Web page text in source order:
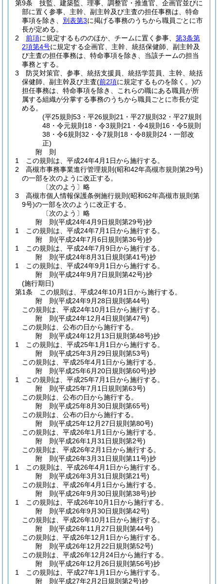
第9条
技監、建築監、理事、調整官・推進官、企画官並びに
部に置く参事、主幹、副主幹及び主査の担任事務は、特命
事項を除き、 別表第3に掲げる事務のうちから職員ごとに市
長が定める。
2
前項に規定するもののほか、チームに置く参事、 第3条第
2項第4号に規定する企画官、主幹、統括保健師、副主幹及
び主査の担任事務は、特命事項を除き、当該チームの担当
事務とする。
3
防災対策官、参事、統括支援員、統括学芸員、主幹、統括
保健師、副主幹及び主査(前2項に規定するものを除く。)の
担任事務は、特命事項を除き、これらの職にある職員が所
属する組織が分掌する事務のうちから職員ごとに市長が定
める。
(平25規則53・平26規則21・平27規則32・平27規則
48・令元規則18・令3規則21・令4規則16・令5規則
38・令6規則32・令7規則18・令8規則24・一部改
正)
附 則
1
この規則は、平成24年4月1日から施行する。
2
高槻市事務事業進行管理規則 (昭和42年高槻市規則第29号)
の一部を次のように改正する。
〔次のよう〕略
3
高槻市個人情報保護条例施行規則 (昭和62年高槻市規則第
9号)の一部を次のように改正する。
〔次のよう〕略
附 則(平成24年4月9日規則第29号)抄
1
この規則は、平成24年7月1日から施行する。
附 則(平成24年7月6日規則第36号)抄
1
この規則は、平成24年7月9日から施行する。
附 則(平成24年8月31日規則第41号)抄
1
この規則は、平成24年9月1日から施行する。
附 則(平成24年9月7日規則第42号)抄
(施行期日)
第1条
この規則は、平成24年10月1日から施行する。
附 則(平成24年9月28日規則第44号)
この規則は、平成24年10月1日から施行する。
附 則(平成24年12月4日規則第47号)
この規則は、公布の日から施行する。
附 則(平成24年12月13日規則第48号)抄
1
この規則は、平成25年1月1日から施行する。
附 則(平成25年3月29日規則第53号)
この規則は、平成25年4月1日から施行する。
附 則(平成25年6月20日規則第60号)抄
1
この規則は、平成25年7月1日から施行する。
附 則(平成25年7月1日規則第63号)
この規則は、公布の日から施行する。
附 則(平成25年8月30日規則第65号)
この規則は、公布の日から施行する。
附 則(平成25年12月27日規則第80号)
この規則は、平成26年1月1日から施行する。
附 則(平成26年1月31日規則第2号)
この規則は、平成26年2月1日から施行する。
附 則(平成26年3月31日規則第11号)抄
1
この規則は、平成26年4月1日から施行する。
附 則(平成26年3月31日規則第21号)
この規則は、平成26年4月1日から施行する。
附 則(平成26年9月30日規則第38号)抄
1
この規則は、平成26年10月1日から施行する。
附 則(平成26年9月30日規則第42号)
この規則は、平成26年10月1日から施行する。
附 則(平成26年11月27日規則第44号)
この規則は、平成26年12月1日から施行する。
附 則(平成26年12月22日規則第52号)
この規則は、平成26年12月24日から施行する。
附 則(平成26年12月26日規則第56号)抄
1
この規則は、平成27年1月1日から施行する。
附 則(平成27年2月2日規則第2号)抄